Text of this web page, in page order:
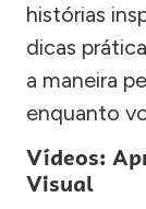
histórias
dicas
a maneira
enquanto
Vídeos:
Visual